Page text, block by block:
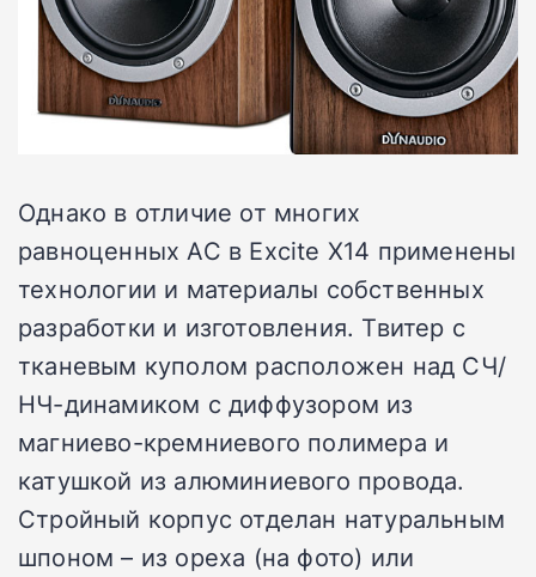
Однако в отличие от многих
равноценных АС в Excite X14 применены
технологии и материалы собственных
разработки и изготовления. Твитер с
тканевым куполом расположен над СЧ/
НЧ-динамиком с диффузором из
магниево-кремниевого полимера и
катушкой из алюминиевого провода.
Стройный корпус отделан натуральным
шпоном – из ореха (на фото) или